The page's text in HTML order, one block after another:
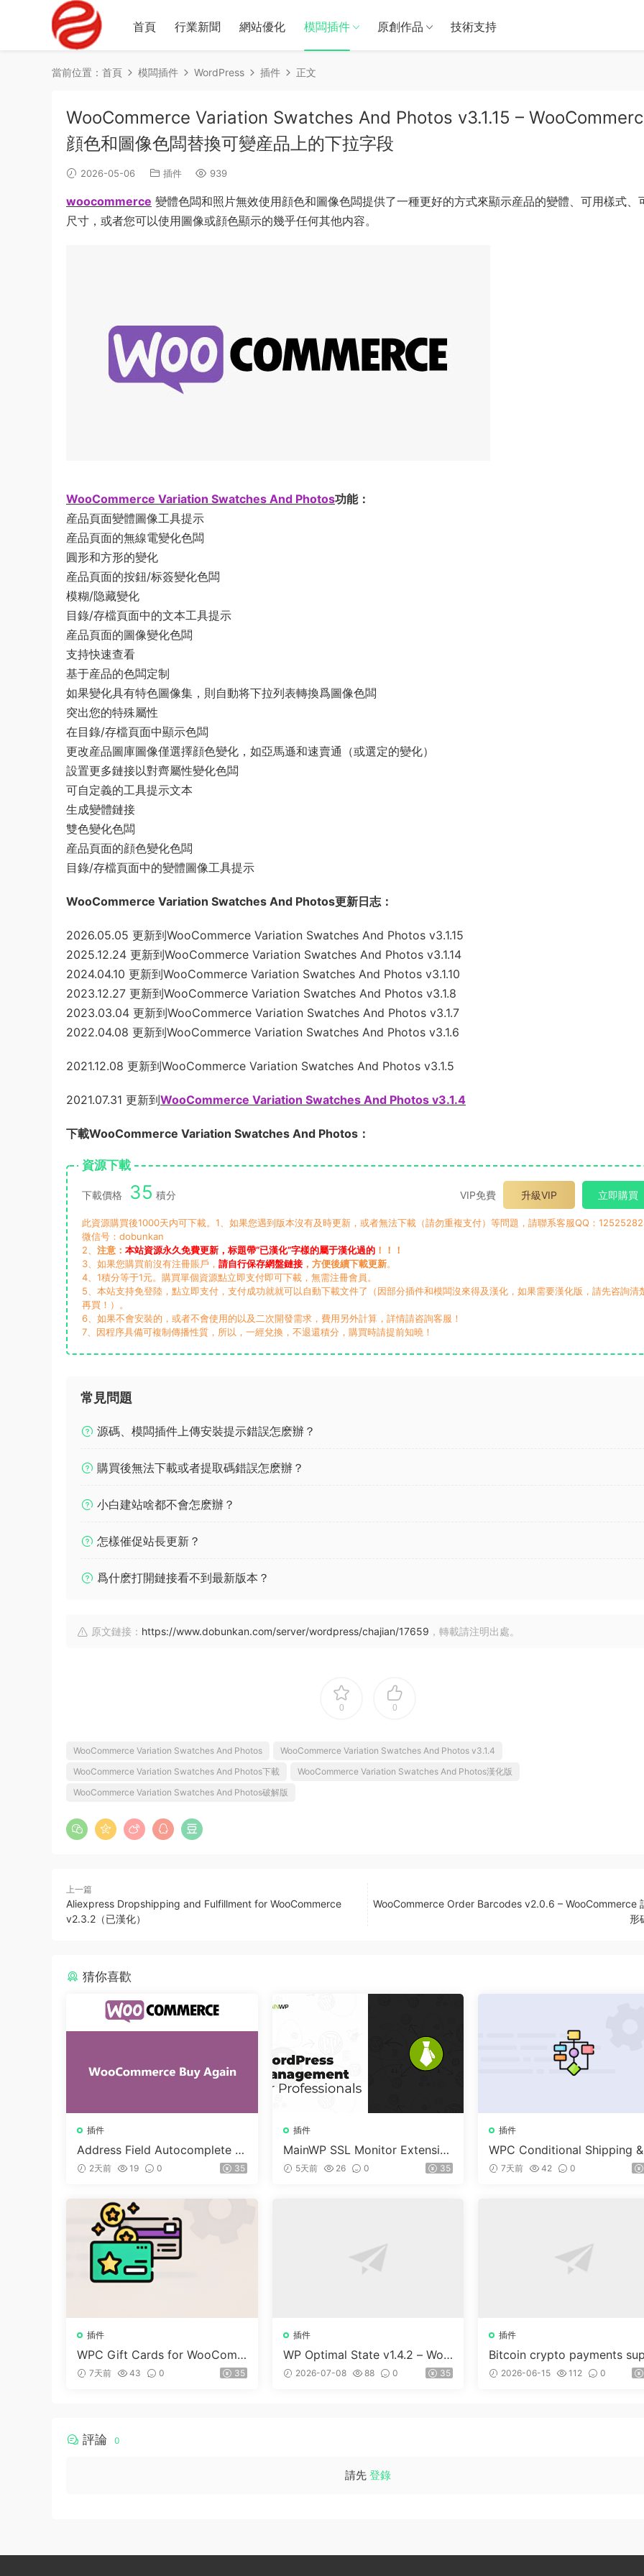
首頁 行業新聞 網站優化 模闆插件 原創作品 技術支持
當前位置： 首頁 模闆插件 WordPress 插件 正文
WooCommerce Variation Swatches And Photos v3.1.15 –
顔色和圖像色闆替換可變産品上的下拉字段
2026-05-06 插件 939
woocommerce 變體色闆和照片無效使用顔色和圖像色闆提供了一種更好的方式來顯示産品的變體、可用樣式、
尺寸，或者您可以使用圖像或顔色顯示的幾乎任何其他内容。
WooCommerce Variation Swatches And Photos功能：
産品頁面變體圖像工具提示
産品頁面的無線電變化色闆
圓形和方形的變化
産品頁面的按鈕/标簽變化色闆
模糊/隐藏變化
目錄/存檔頁面中的文本工具提示
産品頁面的圖像變化色闆
支持快速查看
基于産品的色闆定制
如果變化具有特色圖像集，則自動将下拉列表轉換爲圖像色闆
突出您的特殊屬性
在目錄/存檔頁面中顯示色闆
更改産品圖庫圖像僅選擇顔色變化，如亞馬遜和速賣通（或選定的變化）
設置更多鏈接以對齊屬性變化色闆
可自定義的工具提示文本
生成變體鏈接
雙色變化色闆
産品頁面的顔色變化色闆
目錄/存檔頁面中的變體圖像工具提示
WooCommerce Variation Swatches And Photos更新日志：
2026.05.05 更新到WooCommerce Variation Swatches And Photos v3.1.15
2025.12.24 更新到WooCommerce Variation Swatches And Photos v3.1.14
2024.04.10 更新到WooCommerce Variation Swatches And Photos v3.1.10
2023.12.27 更新到WooCommerce Variation Swatches And Photos v3.1.8
2023.03.04 更新到WooCommerce Variation Swatches And Photos v3.1.7
2022.04.08 更新到WooCommerce Variation Swatches And Photos v3.1.6
2021.12.08 更新到WooCommerce Variation Swatches And Photos v3.1.5
2021.07.31 更新到WooCommerce Variation Swatches And Photos v3.1.4
下載WooCommerce Variation Swatches And Photos：
資源下載
下載價格 35 積分 VIP免費 升級VIP 立即購買
此資源購買後1000天内可下載。1、如果您遇到版本沒有及時更新，或者無法下載（請勿重複支付）等問題，請聯系客服QQ：
微信号：dobunkan
2、 注意： 本站資源永久免費更新，标題帶“已漢化”字樣的屬于漢化過的 ！！！
3、如果您購買前沒有注冊賬戶， 請自行保存網盤鏈接 ，方便後續下載更新。
4、1積分等于1元。購買單個資源點立即支付即可下載，無需注冊會員。
5、本站支持免登陸，點立即支付，支付成功就就可以自動下載文件了（因部分插件和模闆沒來得及漢化，如果需要漢化版，請先咨詢清
再買！）。
6、如果不會安裝的，或者不會使用的以及二次開發需求，費用另外計算，詳情請咨詢客服！
7、因程序具備可複制傳播性質，所以，一經兌換，不退還積分，購買時請提前知曉！
常見問題
源碼、模闆插件上傳安裝提示錯誤怎麽辦？
購買後無法下載或者提取碼錯誤怎麽辦？
小白建站啥都不會怎麽辦？
怎樣催促站長更新？
爲什麽打開鏈接看不到最新版本？
原文鏈接： https://www.dobunkan.com/server/wordpress/chajian/17659 ，轉載請注明出處。
0 0
WooCommerce Variation Swatches And Photos
WooCommerce Variation Swatches And Photos v3.1.4
WooCommerce Variation Swatches And Photos下載
WooCommerce Variation Swatches And Photos漢化版
WooCommerce Variation Swatches And Photos破解版
上一篇
Aliexpress Dropshipping and Fulfillment for WooCommerce
v2.3.2（已漢化）
WooCommerce Order Barcodes v2.0.6 – WooCommerce
形
猜你喜歡
插件
Address Field Autocomplete F
or WooCommerce v1.3.2
2天前 19 0 35
插件
MainWP SSL Monitor Extensio
n v5.2
5天前 26 0 35
插件
WPC Conditional Shipping
ayments (Premium) v1.0.2
7天前 42 0
插件
WPC Gift Cards for WooCom
merce (Premium) v1.0.2
7天前 43 0 35
插件
WP Optimal State v1.4.2 – Wor
dPress 優化、清理和安全套件
2026-07-08 88 0 35
插件
Bitcoin crypto payments
ort for CryptoPay v1.4.3
2026-06-15 112 0
評論 0
請先 登錄